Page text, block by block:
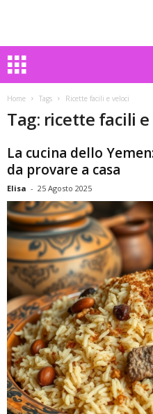
Home Tags Ricette facili e veloci
Tag: ricette facili e
La cucina dello
da provare a casa
Elisa - 25 Agosto 2025